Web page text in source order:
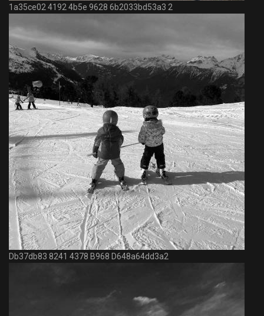
1a35ce02 4192 4b5e 9628 6b2033bd53a3 2
Db37db83 8241 4378 B968 D648a64dd3a2